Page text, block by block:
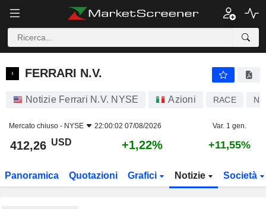
FERRARI N.V.
FERRARI N.V.
Notizie Ferrari N.V. NYSE Azioni RACE
Mercato chiuso - NYSE 22:00:02 07/08/2026 Var. 1 gen.
412,26 USD +1,22% +11,55%
Panoramica Quotazioni Grafici Notizie Società